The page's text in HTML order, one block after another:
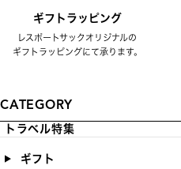
ギフトラッピング
レスポートサックオリジナルの
ギフトラッピングにて承ります。
CATEGORY
トラベル特集
ギフト